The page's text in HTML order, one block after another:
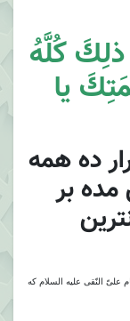
ذلِكَ كُلَّهُ
يا
ده همه
مده بر
النّقى عليه السلام كه